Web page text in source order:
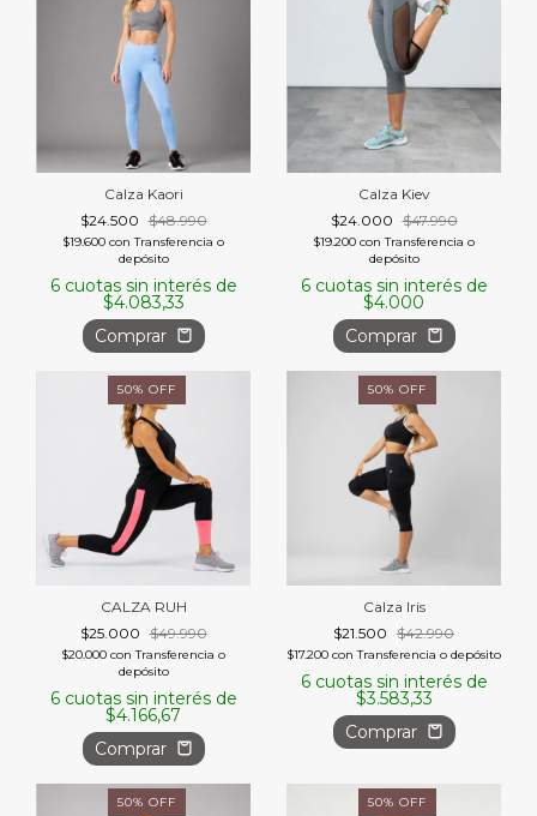
Calza Kaori
$24.500 $48.990
$19.600 con Transferencia o
depósito
6 cuotas sin interés de
$4.083,33
Comprar
Calza Kiev
$24.000 $47.990
$19.200 con Transferencia o
depósito
6 cuotas sin interés de
$4.000
Comprar
50% OFF
CALZA RUH
$25.000 $49.990
$20.000 con Transferencia o
depósito
6 cuotas sin interés de
$4.166,67
Comprar
50% OFF
Calza Iris
$21.500 $42.990
$17.200 con Transferencia o depósito
6 cuotas sin interés de
$3.583,33
Comprar
50% OFF 50% OFF